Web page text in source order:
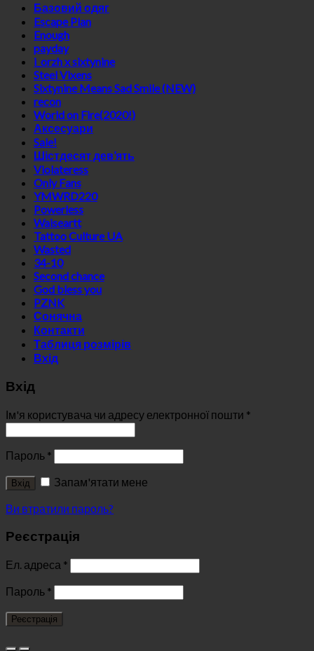
Базовий одяг
Escape Plan
Enough
payday
i_orzh x sixtynine
Steel Vixens
Sixtynine Means Sad Smile (NEW)
recon
World on Fire(2020!)
Аксесуари
Sale!
Шістдесят дев’ять
Violateress
Only Fans
YMWRD220
Powerless
Waiseartt
Tattoo Culture UA
Wasted
34-10
Second chance
God bless you
PZNK
Сонячна
Контакти
Таблиця розмірів
Вхід
Вхід
Ім'я користувача чи адресу електронної пошти *
Пароль *
Вхід
Запам'ятати мене
Ви втратили пароль?
Реєстрація
Ел. адреса *
Пароль *
Реєстрація